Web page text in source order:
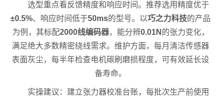
选型重点看反馈精度和响应时间。推荐选用精度优于
±0.5%、响应时间低于50ms的型号。以巧之力科技的产品
为例，其标配2000线编码器，能分辨0.01N 的张力变化，
满足绝大多数精密绕线需求。维护方面，每月清洁传感器
表面灰尘，每半年检查电机碳刷磨损程度，可有效延长设
备寿命。
实操建议：建立张力器校准台账，每批次生产前使用